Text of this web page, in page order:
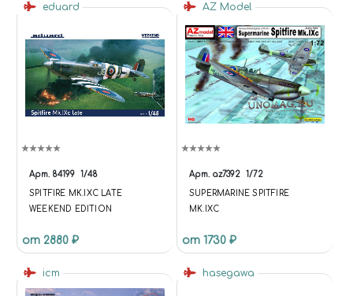
eduard
Арт. 84199 1/48
SPITFIRE MK.IXC LATE
WEEKEND EDITION
от 2880 ₽
AZ Model
Арт. az7392 1/72
SUPERMARINE SPITFIRE
MK.IXC
от 1730 ₽
icm hasegawa